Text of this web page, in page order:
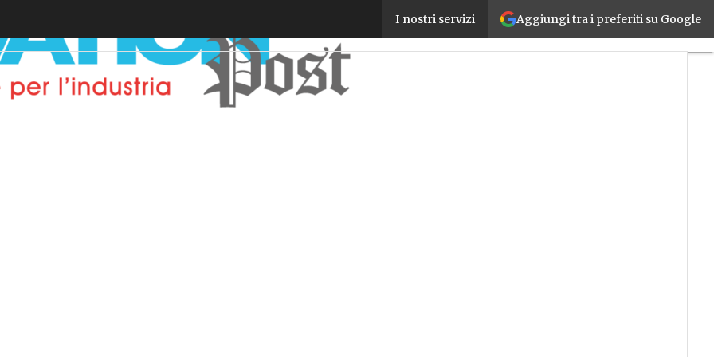
Aggiungi tra i preferiti su Google
I nostri servizi
Comfort, sicurezza ed efficienza energetica: ABB